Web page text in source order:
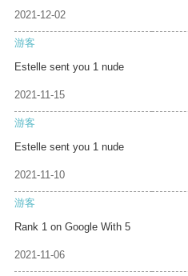
2021-12-02
游客
Estelle sent you 1 nude
2021-11-15
游客
Estelle sent you 1 nude
2021-11-10
游客
Rank 1 on Google With 5
2021-11-06